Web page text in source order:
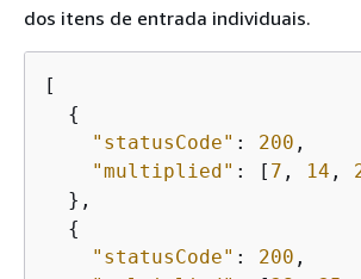
dos itens de entrada individuais.
[
{
"statusCode" : 200 ,
"multiplied" : [ 7 , 14 ,
  },
{
"statusCode" : 200 ,